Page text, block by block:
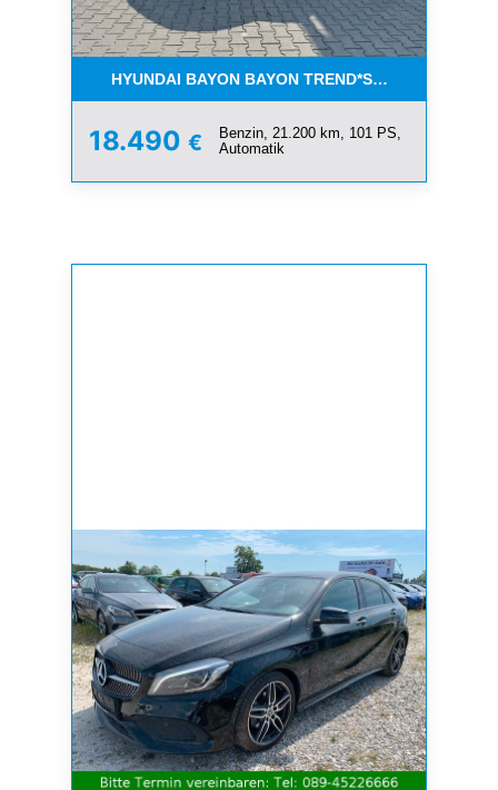
HYUNDAI BAYON BAYON TREND*SERVICE NEU*1
18.490 €
Benzin, 21.200 km, 101 PS,
Automatik